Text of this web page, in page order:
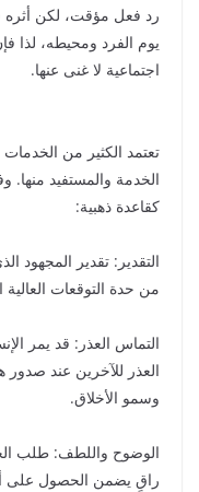
رد فعل مؤقت، لكن أثره
يوم الفرد ومحيطه، لذا
اجتماعية لا غنى عنها.
تعتمد الكثير من
الخدمة والمستفيد منها.
كقاعدة ذهبية:
التقدير: تقدير المجهود
من حدة التوقعات
التماس العذر: قد يمر
العذر للآخرين عند
وسمو الأخلاق.
الوضوح واللطف: طلب
راقٍ يضمن الحصول على